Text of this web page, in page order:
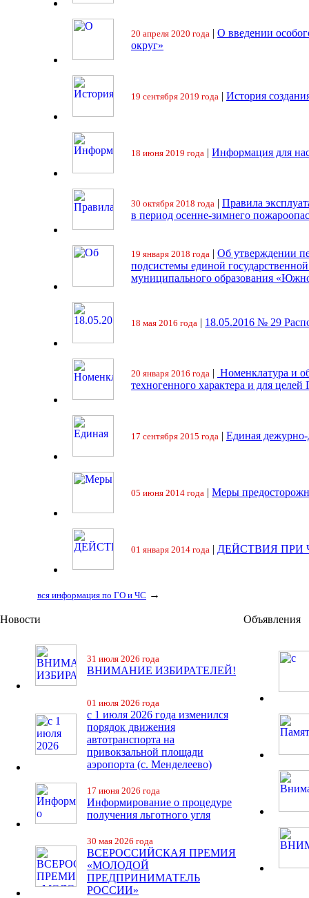
20 апреля 2020 года | О введении
округ»
19 сентября 2019 года | История
18 июня 2019 года | Информация для
30 октября 2018 года | Правила
в период осенне-зимнего
19 января 2018 года | Об утверждении
подсистемы единой
муниципального образования
18 мая 2016 года | 18.05.2016 № 29
20 января 2016 года | Номенклатура и
техногенного характера и для целей
17 сентября 2015 года | Единая
05 июня 2014 года | Меры
01 января 2014 года | ДЕЙСТВИЯ ПРИ
вся информация по ГО и ЧС →
Новости
31 июля 2026 года
ВНИМАНИЕ ИЗБИРАТЕЛЕЙ!
01 июля 2026 года
с 1 июля 2026 года изменился
порядок движения
автотранспорта на
привокзальной площади
аэропорта (с. Менделеево)
17 июня 2026 года
Информирование о процедуре
получения льготного угля
30 мая 2026 года
ВСЕРОССИЙСКАЯ ПРЕМИЯ
«МОЛОДОЙ
ПРЕДПРИНИМАТЕЛЬ
РОССИИ»
Объявления